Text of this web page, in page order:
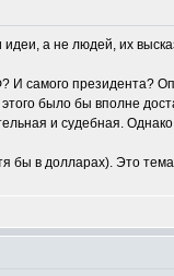
идеи, а не людей, их
И самого президента?
было бы вполне
и судебная. Однако
бы в долларах). Это